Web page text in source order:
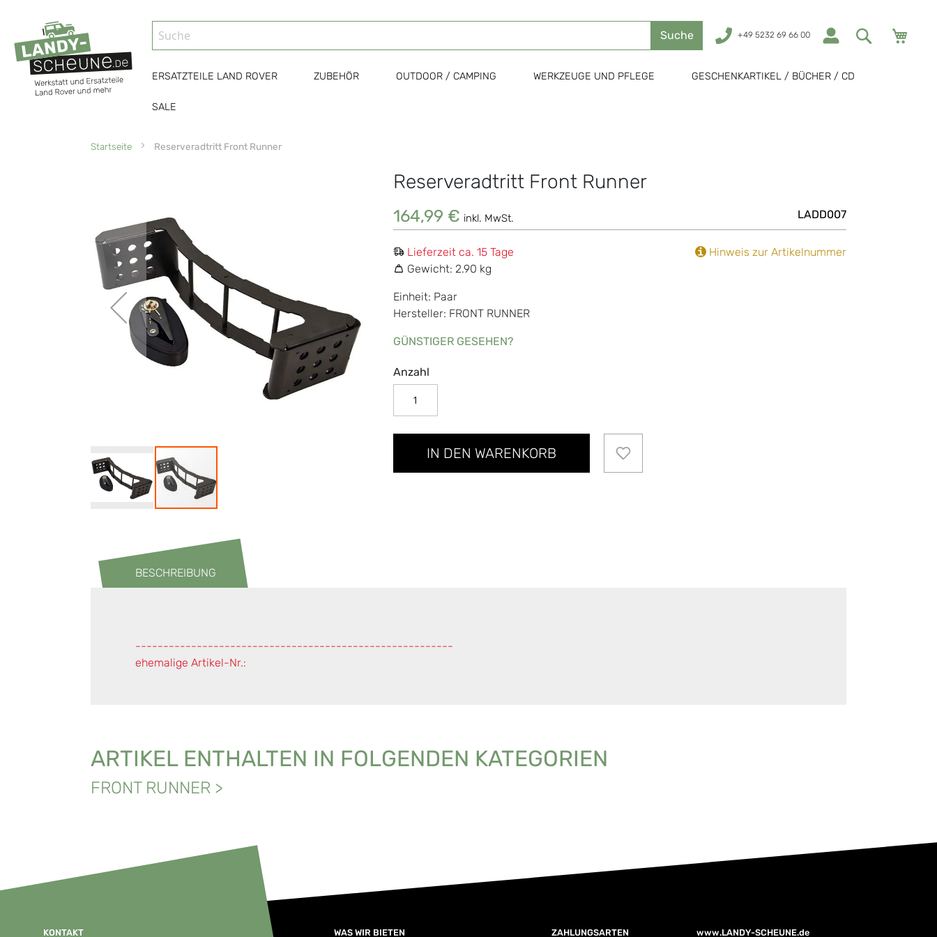
Suche +49 5232 69 66 00
ERSATZTEILE LAND ROVER ZUBEHÖR OUTDOOR / CAMPING WERKZEUGE UND PFLEGE GESCHENKARTIKEL / BÜCHER / CD
SALE
Startseite Reserveradtritt Front Runner
Bildgalerie
springen
Bildgalerie
Reserveradtritt Front Runner
164,99 € inkl. MwSt. LADD007
Lieferzeit ca. 15 Tage
Gewicht: 2.90 kg
Einheit: Paar
Hersteller: FRONT RUNNER
GÜNSTIGER GESEHEN?
Hinweis zur Artikelnummer
Anzahl
IN DEN WARENKORB
BESCHREIBUNG
---------------------------------------------------------
ehemalige Artikel-Nr.:
ARTIKEL ENTHALTEN IN FOLGENDEN KATEGORIEN
FRONT RUNNER >
KONTAKT WAS WIR BIETEN ZAHLUNGSARTEN www.LANDY-SCHEUNE.de